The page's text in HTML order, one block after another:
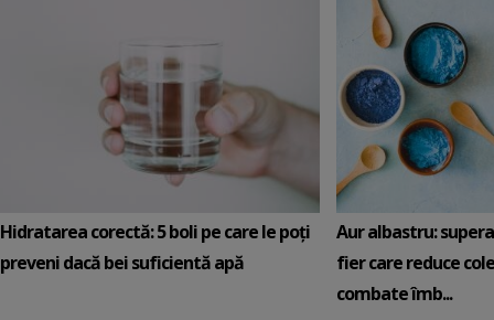
Hidratarea corectă: 5 boli pe care le poți
preveni dacă bei suficientă apă
Aur albastru:
fier care reduce
combate îmb...